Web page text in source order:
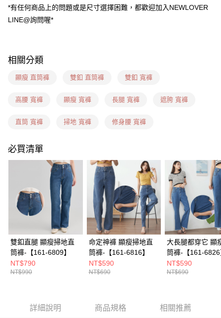
7-11(貨到付款)
每筆NT$60，滿NT$1,599(含以上)免運費
每筆NT$100，滿NT$1,899(含以上)免運費
宅配(貨到付款)
每筆NT$100，滿NT$1,899(含以上)免運費
*有任何商品上的問題或是尺寸選擇困難，都歡迎加入NEWLOVER
LINE@詢問喔*
相關分類
顯瘦 直筒褲 雙釦 直筒褲 雙釦 寬褲
高腰 寬褲 顯瘦 寬褲 長腿 寬褲 遮胯 寬褲
直筒 寬褲 掃地 寬褲 修身腰 寬褲
必買清單
雙釦直腿 顯瘦掃地直
筒褲-【161-6809】
NT$790
NT$990
命定神褲 顯瘦掃地直
筒褲-【161-6816】
NT$590
NT$690
大長腿都穿它 顯
筒褲-【161-
NT$590
NT$690
詳細說明 商品規格 相關推薦